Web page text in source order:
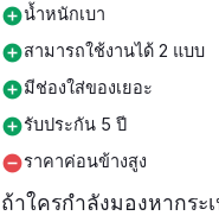
add_circleน้ำหนักเบา
add_circleสามารถใช้งานได้ 2 แบบ
add_circleมีช่องใส่ของเยอะ
add_circleรับประกัน 5 ปี
remove_circleราคาค่อนข้างสูง
ถ้าใครกำลังมองหากร